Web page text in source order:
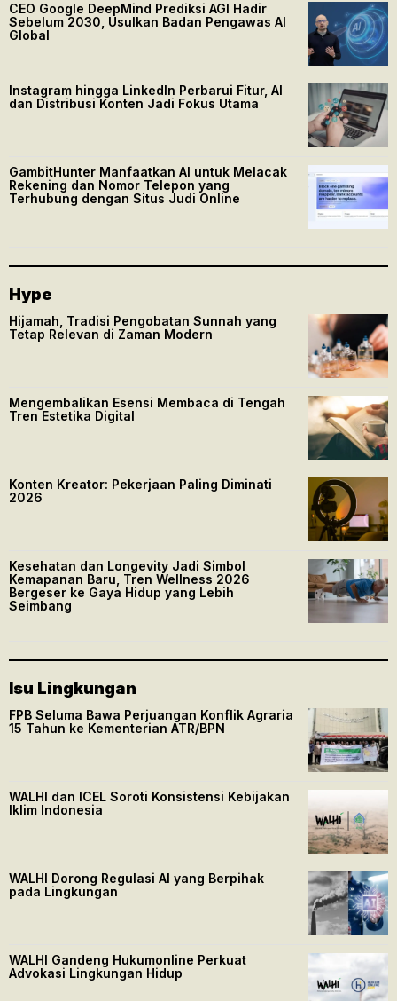
CEO Google DeepMind Prediksi AGI Hadir
Sebelum 2030, Usulkan Badan Pengawas AI
Global
Instagram hingga LinkedIn Perbarui Fitur, AI
dan Distribusi Konten Jadi Fokus Utama
GambitHunter Manfaatkan AI untuk Melacak
Rekening dan Nomor Telepon yang
Terhubung dengan Situs Judi Online
Hype
Hijamah, Tradisi Pengobatan Sunnah yang
Tetap Relevan di Zaman Modern
Mengembalikan Esensi Membaca di Tengah
Tren Estetika Digital
Konten Kreator: Pekerjaan Paling Diminati
2026
Kesehatan dan Longevity Jadi Simbol
Kemapanan Baru, Tren Wellness 2026
Bergeser ke Gaya Hidup yang Lebih
Seimbang
Isu Lingkungan
FPB Seluma Bawa Perjuangan Konflik Agraria
15 Tahun ke Kementerian ATR/BPN
WALHI dan ICEL Soroti Konsistensi Kebijakan
Iklim Indonesia
WALHI Dorong Regulasi AI yang Berpihak
pada Lingkungan
WALHI Gandeng Hukumonline Perkuat
Advokasi Lingkungan Hidup